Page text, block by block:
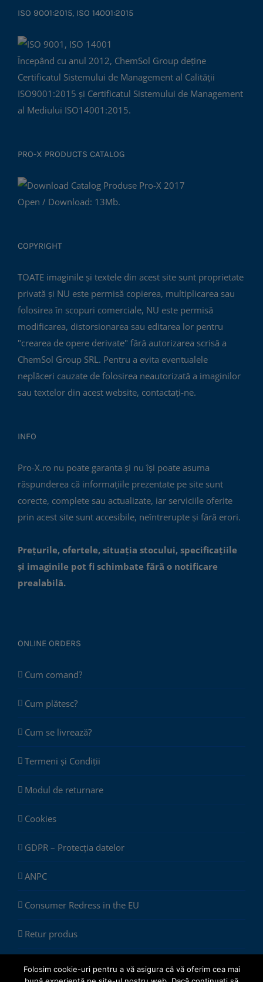
ISO 9001:2015, ISO 14001:2015
Începând cu anul 2012, ChemSol Group deține
Certificatul Sistemului de Management al Calității
ISO9001:2015 și Certificatul Sistemului de Management
al Mediului ISO14001:2015.
PRO-X PRODUCTS CATALOG
Open / Download: 13Mb.
COPYRIGHT
TOATE imaginile și textele din acest site sunt proprietate
privată și NU este permisă copierea, multiplicarea sau
folosirea în scopuri comerciale, NU este permisă
modificarea, distorsionarea sau editarea lor pentru
"crearea de opere derivate" fără autorizarea scrisă a
ChemSol Group SRL. Pentru a evita eventualele
neplăceri cauzate de folosirea neautorizată a imaginilor
sau textelor din acest website, contactați-ne.
INFO
Pro-X.ro nu poate garanta și nu își poate asuma
răspunderea că informațiile prezentate pe site sunt
corecte, complete sau actualizate, iar serviciile oferite
prin acest site sunt accesibile, neîntrerupte și fără erori.
Prețurile, ofertele, situația stocului, specificațiile
și imaginile pot fi schimbate fără o notificare
prealabilă.
ONLINE ORDERS
Cum comand?
Cum plătesc?
Cum se livrează?
Termeni și Condiții
Modul de returnare
Cookies
GDPR – Protecția datelor
ANPC
Consumer Redress in the EU
Retur produs
Folosim cookie-uri pentru a vă asigura că vă oferim cea mai